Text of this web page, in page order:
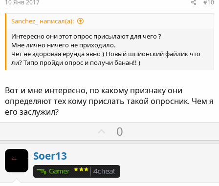
ы
й
г
о
о
с
10 Янв 2017 #10
Sanchez_ написал(а):
Интересно они этот опрос присылают для чего ?
Мне лично ничего не приходило.
Чёт не здоровая ерунда явно ) Новый шпионский файлик что
ли? Типо пройди опрос и получи банан!! )
Вот и мне интересно, по какому признаку они
определяют тех кому прислать такой опросник. Чем я
его заслужил?
П
о
и
т
0
Soer13